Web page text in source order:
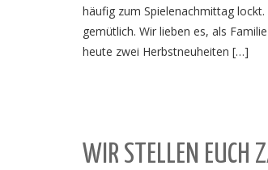
häufig zum Spielenachmittag
gemütlich. Wir lieben es, als
heute zwei Herbstneuheiten […]
WIR STELLEN EUCH